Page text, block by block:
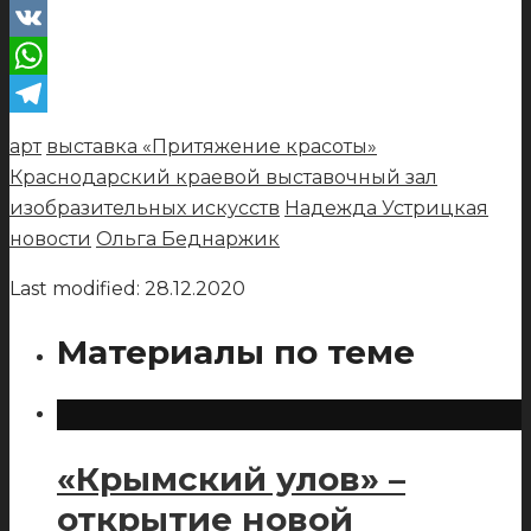
VK
WhatsApp
арт выставка «Притяжение красоты»
Краснодарский краевой выставочный зал
изобразительных искусств Надежда Устрицкая
новости Ольга Беднаржик
Last modified: 28.12.2020
Материалы по теме
«Крымский улов» –
открытие новой